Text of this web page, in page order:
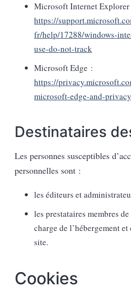
Microsoft Internet
https://
fr/help/17288/windows-
use-do-not-track
Microsoft Edge :
https://
microsoft-edge-and-privacy
Destinataires
Les personnes susceptibles
personnelles sont :
les éditeurs et
les prestataires membres de
charge de l’hébergement
site.
Cookies